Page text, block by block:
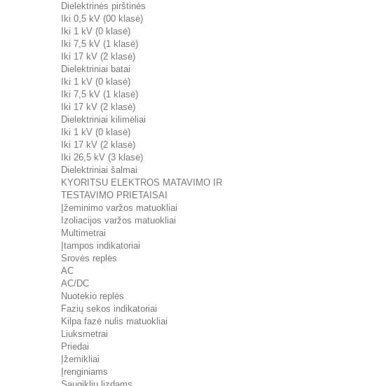
Dielektrinės pirštinės
Iki 0,5 kV (00 klasė)
Iki 1 kV (0 klasė)
Iki 7,5 kV (1 klasė)
Iki 17 kV (2 klasė)
Dielektriniai batai
Iki 1 kV (0 klasė)
Iki 7,5 kV (1 klasė)
Iki 17 kV (2 klasė)
Dielektriniai kilimėliai
Iki 1 kV (0 klasė)
Iki 17 kV (2 klasė)
Iki 26,5 kV (3 klasė)
Dielektriniai šalmai
KYORITSU ELEKTROS MATAVIMO IR
TESTAVIMO PRIETAISAI
Įžeminimo varžos matuokliai
Izoliacijos varžos matuokliai
Multimetrai
Įtampos indikatoriai
Srovės replės
AC
AC/DC
Nuotekio replės
Fazių sekos indikatoriai
Kilpa fazė nulis matuokliai
Liuksmetrai
Priedai
Įžemikliai
Įrenginiams